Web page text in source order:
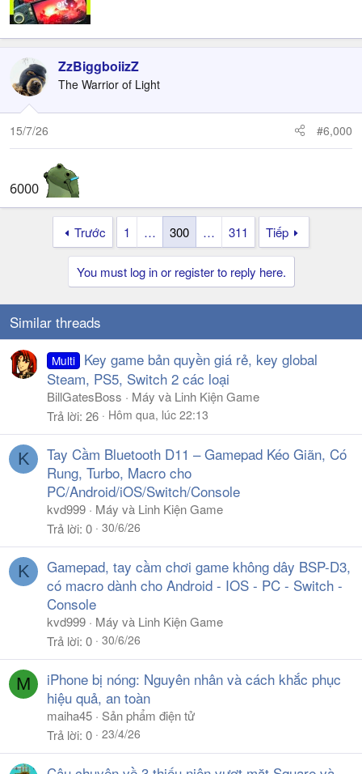
ZzBiggboiizZ
The Warrior of Light
15/7/26 #6,000
6000
Trước 1 … 300 … 311 Tiếp
You must log in or register to reply here.
Similar threads
Multi
Key game bản quyền giá rẻ, key global
Steam, PS5, Switch 2 các loại
BillGatesBoss
Máy và Linh Kiện Game
Trả lời 26 Hôm qua, lúc 22:13
K
Tay Cầm Bluetooth D11 – Gamepad Kéo Giãn, Có
Rung, Turbo, Macro cho
PC/Android/iOS/Switch/Console
kvd999
Máy và Linh Kiện Game
Trả lời 0 30/6/26
K
Gamepad, tay cầm chơi game không dây BSP-D3,
có macro dành cho Android - IOS - PC - Switch -
Console
kvd999
Máy và Linh Kiện Game
Trả lời 0 30/6/26
M
iPhone bị nóng: Nguyên nhân và cách khắc phục
hiệu quả, an toàn
maiha45
Sản phẩm điện tử
Trả lời 0 23/4/26